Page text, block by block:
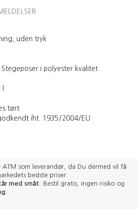
uden tryk
Stegeposer i polyester kvalitet.
tørt
iht. 1935/2004/EU
som leverandør, da Du dermed vil få
bedste priser.
med småt . Bestil gratis, ingen risiko og